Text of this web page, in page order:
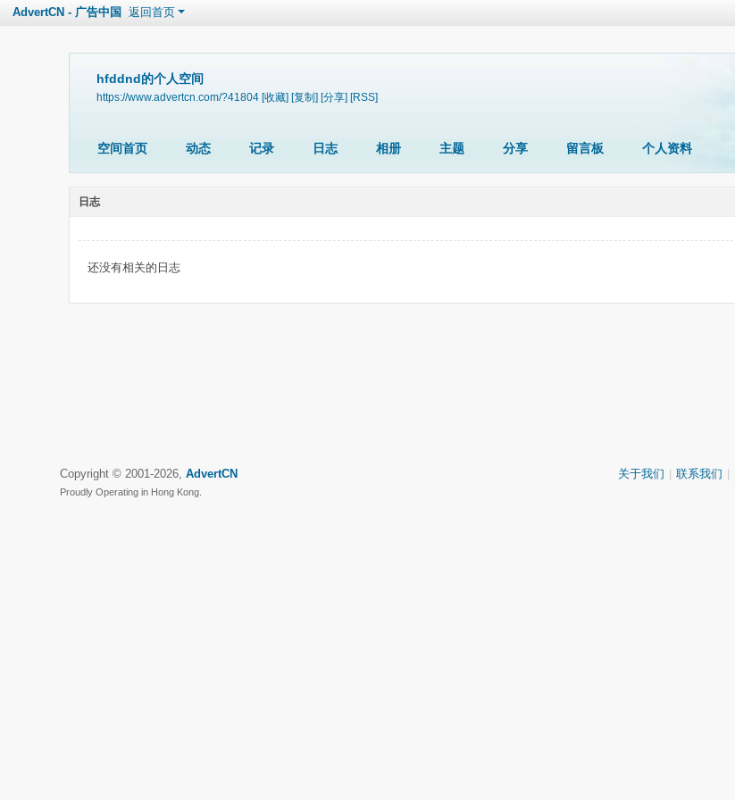
AdvertCN - 广告中国 返回首页
hfddnd的个人空间
https://www.advertcn.com/?41804 [收藏] [复制] [分享] [RSS]
空间首页 动态 记录 日志 相册 主题 分享 留言板 个人资料
日志
还没有相关的日志
关于我们 联系我们
Copyright © 2001-2026, AdvertCN
Proudly Operating in Hong Kong.